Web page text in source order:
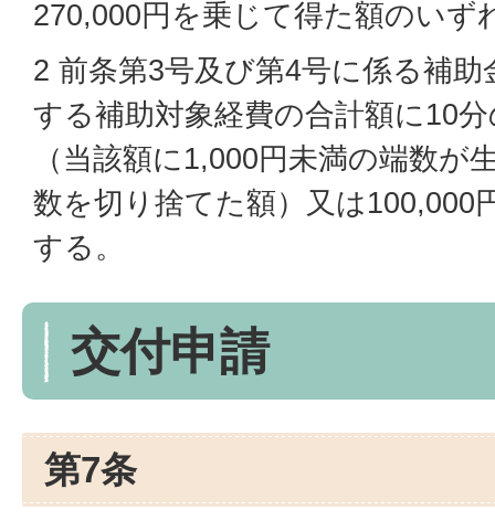
270,000円を乗じて得た額のいず
2 前条第3号及び第4号に係る補
する補助対象経費の合計額に10
（当該額に1,000円未満の端数が
数を切り捨てた額）又は100,000
する。
交付申請
第7条